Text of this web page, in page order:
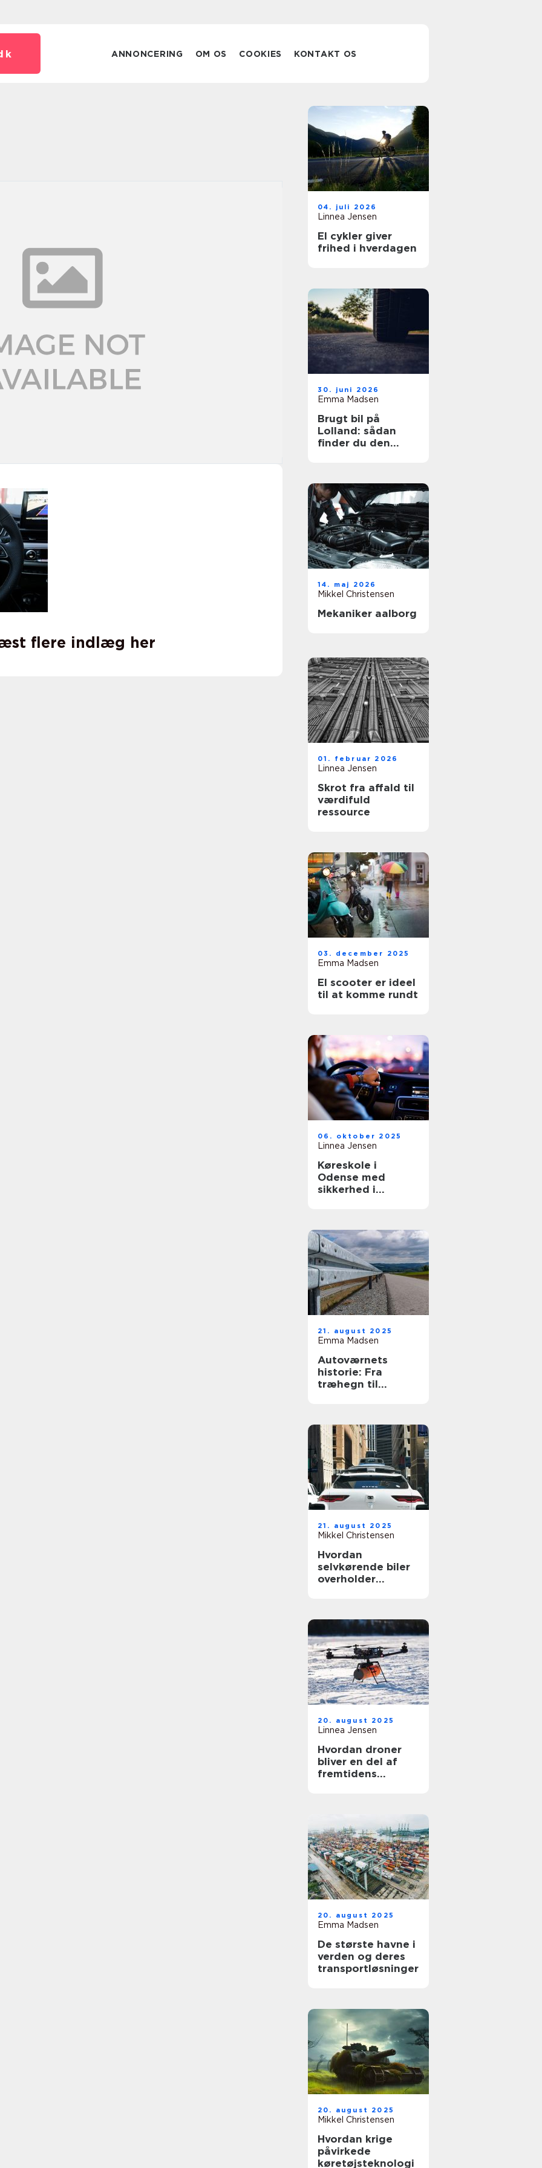
ANNONCERING OM OS COOKIES KONTAKT OS
flere indlæg her
04. juli 2026
Linnea Jensen
El cykler giver
frihed i hverdagen
30. juni 2026
Emma Madsen
Brugt bil på
Lolland: sådan
finder du den
14. maj 2026
Mikkel Christensen
Mekaniker aalborg
01. februar 2026
Linnea Jensen
Skrot fra affald til
værdifuld
ressource
03. december 2025
Emma Madsen
El scooter er ideel
til at komme rundt
06. oktober 2025
Linnea Jensen
Køreskole i
Odense med
sikkerhed i
21. august 2025
Emma Madsen
Autoværnets
historie: Fra
træhegn til
21. august 2025
Mikkel Christensen
Hvordan
selvkørende biler
overholder
20. august 2025
Linnea Jensen
Hvordan droner
bliver en del af
fremtidens
20. august 2025
Emma Madsen
De største havne i
verden og deres
transportløsninger
20. august 2025
Mikkel Christensen
Hvordan krige
påvirkede
køretøjsteknologi